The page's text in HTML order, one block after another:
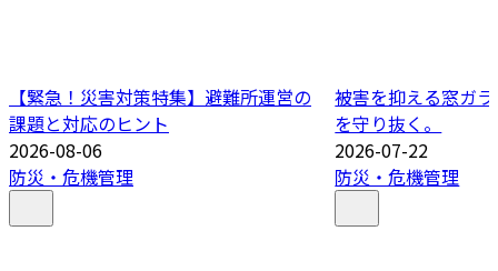
【緊急！災害対策特集】避難所運営の
課題と対応のヒント
2026-08-06
防災・危機管理
被害を抑える窓ガ
を守り抜く。
2026-07-22
防災・危機管理